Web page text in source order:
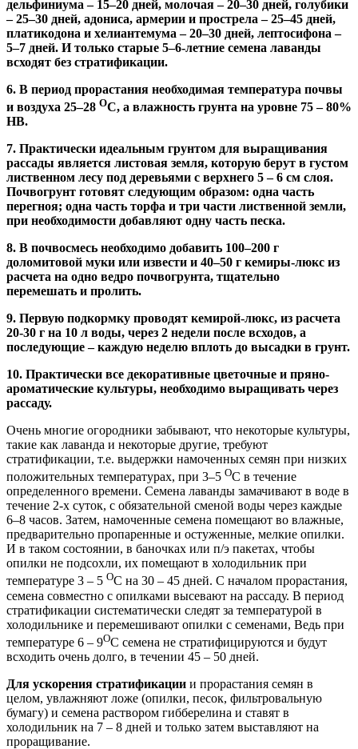
дельфиниума – 15–20 дней, молочая – 20–30 дней, голубики
– 25–30 дней, адониса, армерии и прострела – 25–45 дней,
платикодона и хелиантемума – 20–30 дней, лептосифона –
5–7 дней. И только старые 5–6-летние семена лаванды
всходят без стратификации.
6. В период прорастания необходимая температура почвы
и воздуха 25–28 ОС, а влажность грунта на уровне 75 – 80%
НВ.
7. Практически идеальным грунтом для выращивания
рассады является листовая земля, которую берут в густом
лиственном лесу под деревьями с верхнего 5 – 6 см слоя.
Почвогрунт готовят следующим образом: одна часть
перегноя; одна часть торфа и три части лиственной земли,
при необходимости добавляют одну часть песка.
8. В почвосмесь необходимо добавить 100–200 г
доломитовой муки или извести и 40–50 г кемиры-люкс из
расчета на одно ведро почвогрунта, тщательно
перемешать и пролить.
9. Первую подкормку проводят кемирой-люкс, из расчета
20-30 г на 10 л воды, через 2 недели после всходов, а
последующие – каждую неделю вплоть до высадки в грунт.
10. Практически все декоративные цветочные и пряно-
ароматические культуры, необходимо выращивать через
рассаду.
Очень многие огородники забывают, что некоторые культуры,
такие как лаванда и некоторые другие, требуют
стратификации, т.е. выдержки намоченных семян при низких
положительных температурах, при 3–5 ОС в течение
определенного времени. Семена лаванды замачивают в воде в
течение 2-х суток, с обязательной сменой воды через каждые
6–8 часов. Затем, намоченные семена помещают во влажные,
предварительно пропаренные и остуженные, мелкие опилки.
И в таком состоянии, в баночках или п/э пакетах, чтобы
опилки не подсохли, их помещают в холодильник при
температуре 3 – 5 ОС на 30 – 45 дней. С началом прорастания,
семена совместно с опилками высевают на рассаду. В период
стратификации систематически следят за температурой в
холодильнике и перемешивают опилки с семенами, Ведь при
температуре 6 – 9ОС семена не стратифицируются и будут
всходить очень долго, в течении 45 – 50 дней.
Для ускорения стратификации и прорастания семян в
целом, увлажняют ложе (опилки, песок, фильтровальную
бумагу) и семена раствором гибберелина и ставят в
холодильник на 7 – 8 дней и только затем выставляют на
проращивание.